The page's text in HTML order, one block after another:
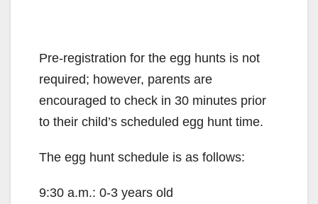
Pre-registration for the egg hunts is not
required; however, parents are
encouraged to check in 30 minutes prior
to their child’s scheduled egg hunt time.
The egg hunt schedule is as follows:
9:30 a.m.: 0-3 years old